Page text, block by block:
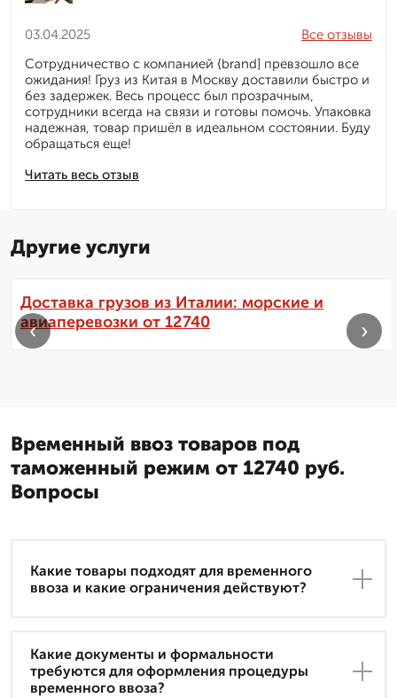
03.04.2025
Читать весь отзыв
Все отзывы
Сотрудничество с компанией {brand] превзошло все
ожидания! Груз из Китая в Москву доставили быстро и
без задержек. Весь процесс был прозрачным,
сотрудники всегда на связи и готовы помочь. Упаковка
надежная, товар пришёл в идеальном состоянии. Буду
обращаться еще!
Другие услуги
Доставка грузов из Италии: морские и
авиаперевозки от 12740
‹ ›
Временный ввоз товаров под
таможенный режим от 12740 руб.
Вопросы
Какие товары подходят для временного
ввоза и какие ограничения действуют?
Какие документы и формальности
требуются для оформления процедуры
временного ввоза?